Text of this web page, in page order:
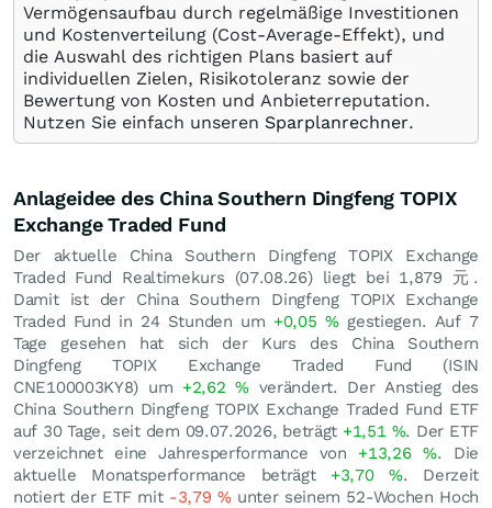
Vermögensaufbau durch regelmäßige Investitionen
und Kostenverteilung (Cost-Average-Effekt), und
die Auswahl des richtigen Plans basiert auf
individuellen Zielen, Risikotoleranz sowie der
Bewertung von Kosten und Anbieterreputation.
Nutzen Sie einfach unseren Sparplanrechner.
Anlageidee des China Southern Dingfeng TOPIX
Exchange Traded Fund
Der aktuelle China Southern Dingfeng TOPIX Exchange
Traded Fund Realtimekurs (07.08.26) liegt bei 1,879 元 .
Damit ist der China Southern Dingfeng TOPIX Exchange
Traded Fund in 24 Stunden um +0,05%gestiegen. Auf 7
Tage gesehen hat sich der Kurs des China Southern
Dingfeng TOPIX Exchange Traded Fund (ISIN
CNE100003KY8) um +2,62%verändert. Der Anstieg des
China Southern Dingfeng TOPIX Exchange Traded Fund ETF
auf 30 Tage, seit dem 09.07.2026, beträgt +1,51 %. Der ETF
verzeichnet eine Jahresperformance von +13,26%. Die
aktuelle Monatsperformance beträgt +3,70%. Derzeit
notiert der ETF mit -3,79 %unter seinem 52-Wochen Hoch